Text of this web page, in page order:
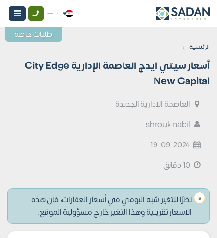
الرئيسية ›
أسعار سيتي ايدج العاصمة الإدارية City Edge
New Capital
العاصمة الادارية الجديدة
19-09-2024
× نظرًا للتغير شبه اليومي في أسعار العقارات، فإن هذه
الأسعار تقريبية وهذا التغير خارج مسؤولية الموقع.
طلبات خاصة